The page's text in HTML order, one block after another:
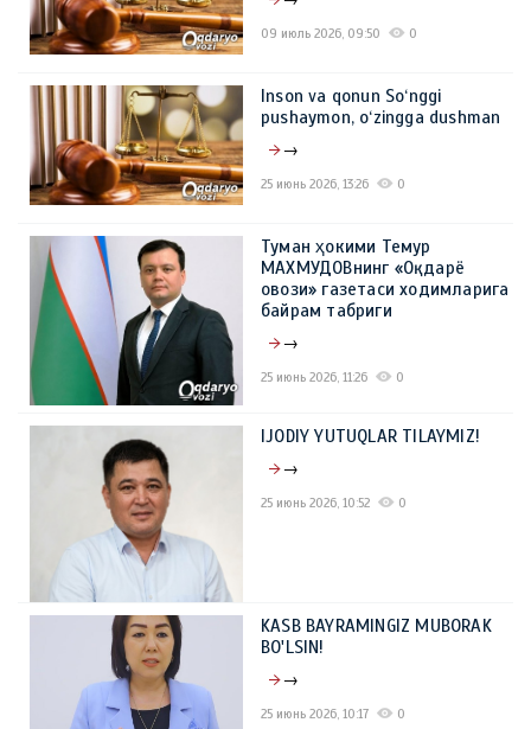
09 июль 2026, 09:50 0
Inson va qonun So‘nggi
pushaymon, o‘zingga dushman
→
25 июнь 2026, 13:26 0
Туман ҳокими Темур
МАХМУДОВнинг «Оқдарё
овози» газетаси ходимларига
байрам табриги
→
25 июнь 2026, 11:26 0
IJODIY YUTUQLAR TILAYMIZ!
→
25 июнь 2026, 10:52 0
KASB BAYRAMINGIZ MUBORAK
BO'LSIN!
→
25 июнь 2026, 10:17 0